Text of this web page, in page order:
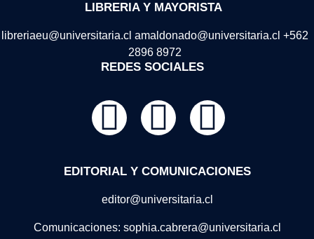
LIBRERIA Y MAYORISTA
libreriaeu@universitaria.cl amaldonado@universitaria.cl +562
2896 8972
REDES SOCIALES
EDITORIAL Y COMUNICACIONES
editor@universitaria.cl
Comunicaciones: sophia.cabrera@universitaria.cl